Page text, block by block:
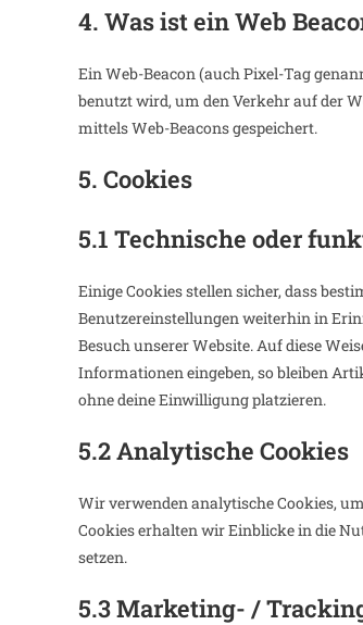
4. Was ist ein Web
Ein Web-Beacon (auch Pixel-Tag
benutzt wird, um den Verkehr auf der
mittels Web-Beacons gespeichert.
5. Cookies
5.1 Technische oder
Einige Cookies stellen sicher, dass
Benutzereinstellungen weiterhin in
Besuch unserer Website. Auf diese
Informationen eingeben, so bleiben
ohne deine Einwilligung platzieren.
5.2 Analytische Cookies
Wir verwenden analytische Cookies,
Cookies erhalten wir Einblicke in die
setzen.
5.3 Marketing- /